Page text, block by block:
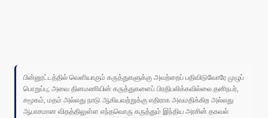
பின்னூட்டத்தில் வெளியாகும் கருத்துகளுக்கு அவற்றைப் பதிவிடுவோரே முழுப்
பொறுப்பு; அவை தினமணியின் கருத்துகளைப் பிரதிபலிக்கவில்லை.தனிநபர்,
சமூகம், மதம் அல்லது நாடு ஆகியவற்றுக்கு எதிராக அவமதிக்கிற அல்லது
ஆபாசமான விதத்திலுள்ள எந்தவொரு கருத்தும் இந்திய அரசின் தகவல்